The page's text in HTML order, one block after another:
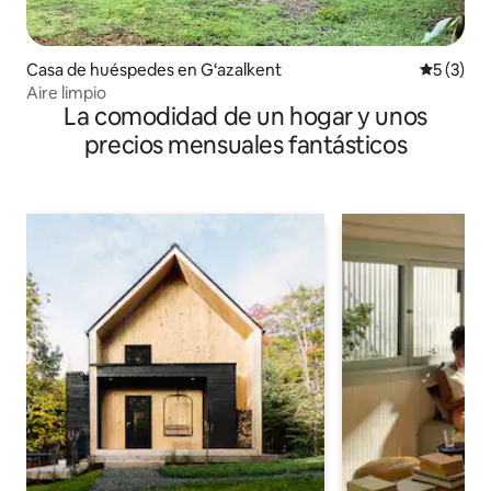
Casa de huéspedes en G‘azalkent
5 (3)
Aire limpio
La comodidad de un hogar y unos
precios mensuales fantásticos